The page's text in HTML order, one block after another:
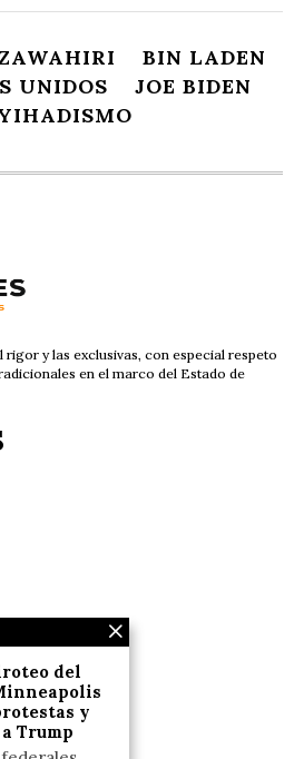
BIN LADEN
UNIDOS
JOE BIDEN
rigor y las exclusivas, con especial respeto
en el marco del Estado de
del
y
Trump